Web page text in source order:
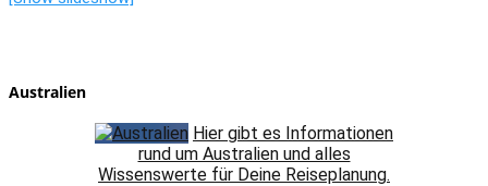
Australien
Hier gibt es Informationen
rund um Australien und alles
Wissenswerte für Deine Reiseplanung.